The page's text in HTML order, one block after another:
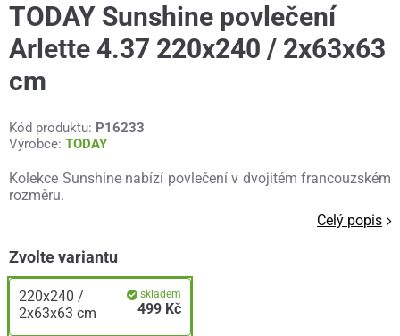
TODAY Sunshine povlečení
Arlette 4.37 220x240 / 2x63x63
cm
Kód produktu: P16233
Výrobce: TODAY
Kolekce Sunshine nabízí povlečení v dvojitém francouzském
rozměru.
Celý popis
Zvolte variantu
220x240 /
2x63x63 cm
skladem
499 Kč